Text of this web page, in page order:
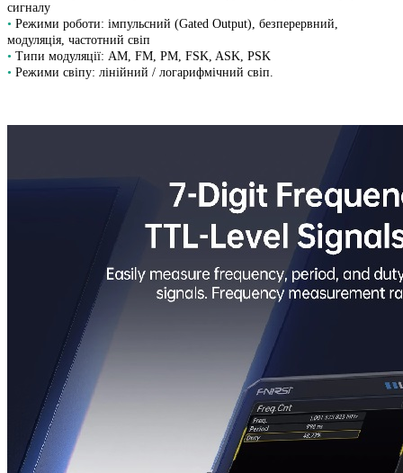
сигналу
• Режими роботи: імпульсний (Gated Output), безперервний,
модуляція, частотний свіп
• Типи модуляції: AM, FM, PM, FSK, ASK, PSK
• Режими свіпу: лінійний / логарифмічний свіп.